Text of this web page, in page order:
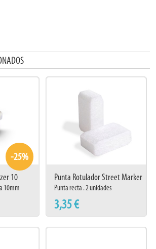
-25%
10
10mm
Punta Rotulador Street Marker
15mm
Punta recta . 2 unidades
3,35 €